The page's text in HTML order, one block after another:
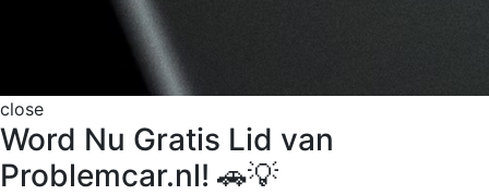
close
Word Nu Gratis Lid van
Problemcar.nl! 🚗💡